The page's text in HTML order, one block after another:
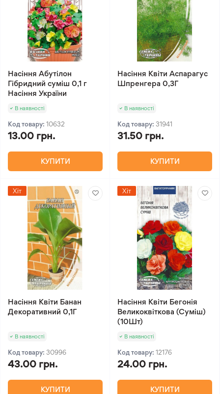
Насіння Абутілон
Гібридний суміш 0,1 г
Насіння України
В наявності
Код товару: 10632
13.00 грн.
КУПИТИ
Насіння Квіти Аспарагус
Шпренгера 0,3Г
В наявності
Код товару: 31941
31.50 грн.
КУПИТИ
Хіт
Насіння Квіти Банан
Декоративний 0,1Г
В наявності
Код товару: 30996
43.00 грн.
КУПИТИ
Хіт
Насіння Квіти Бегонія
Великоквіткова (Суміш)
(10Шт)
В наявності
Код товару: 12176
24.00 грн.
КУПИТИ